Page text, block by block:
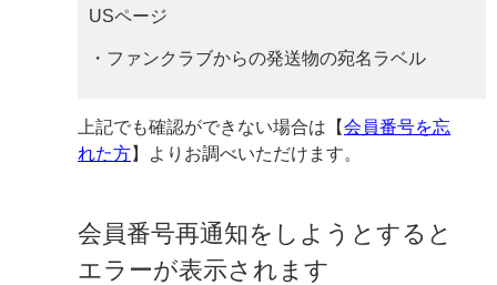
USページ
・ファンクラブからの発送物の宛名ラベル
上記でも確認ができない場合は【会員番号を忘
れた方】よりお調べいただけます。
会員番号再通知をしようとすると
エラーが表示されます